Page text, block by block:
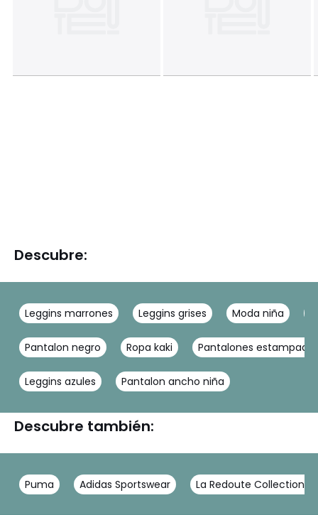
Descubre:
Leggins marrones Leggins grises Moda niña
Pantalon negro Ropa kaki Pantalones
Leggins azules Pantalon ancho niña
Descubre también:
Puma Adidas Sportswear La Redoute Collections